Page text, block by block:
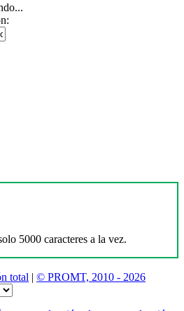
5000 caracteres a la vez.
total | © PROMT, 2010 - 2026